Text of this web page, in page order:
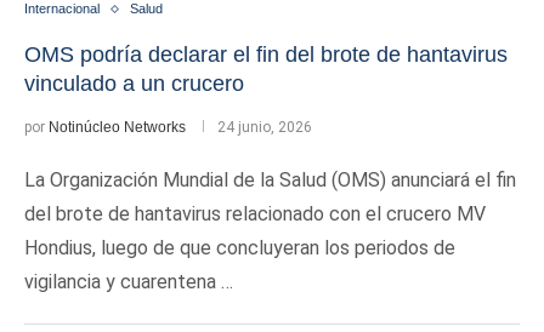
Internacional Salud
OMS podría declarar el fin del brote de hantavirus
vinculado a un crucero
por Notinúcleo Networks 24 junio, 2026
La Organización Mundial de la Salud (OMS) anunciará el fin
del brote de hantavirus relacionado con el crucero MV
Hondius, luego de que concluyeran los periodos de
vigilancia y cuarentena …